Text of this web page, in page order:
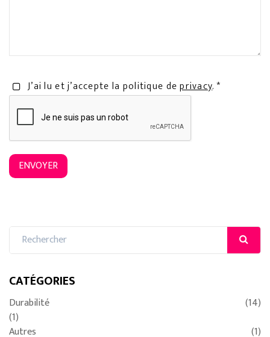
J’ai lu et j’accepte la politique deprivacy. *
ENVOYER
CATÉGORIES
Durabilité
(14)
(1)
Autres
(1)